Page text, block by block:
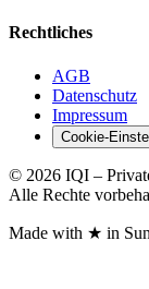
Rechtliches
AGB
Datenschutz
Impressum
Cookie-
© 2026 IQI –
Alle Rechte
Made with ★ in